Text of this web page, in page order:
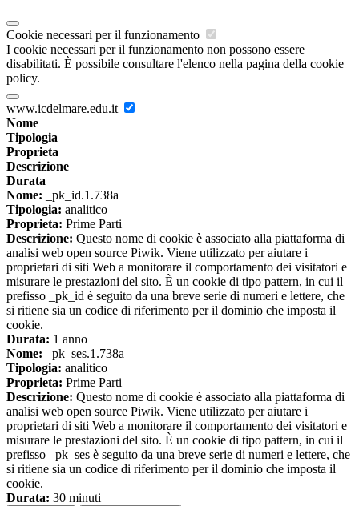
Cookie necessari per il funzionamento
I cookie necessari per il funzionamento non possono essere
disabilitati. È possibile consultare l'elenco nella pagina della cookie
policy.
www.icdelmare.edu.it
Nome
Tipologia
Proprieta
Descrizione
Durata
Nome: _pk_id.1.738a
Tipologia: analitico
Proprieta: Prime Parti
Descrizione: Questo nome di cookie è associato alla piattaforma di
analisi web open source Piwik. Viene utilizzato per aiutare i
proprietari di siti Web a monitorare il comportamento dei visitatori e
misurare le prestazioni del sito. È un cookie di tipo pattern, in cui il
prefisso _pk_id è seguito da una breve serie di numeri e lettere, che
si ritiene sia un codice di riferimento per il dominio che imposta il
cookie.
Durata: 1 anno
Nome: _pk_ses.1.738a
Tipologia: analitico
Proprieta: Prime Parti
Descrizione: Questo nome di cookie è associato alla piattaforma di
analisi web open source Piwik. Viene utilizzato per aiutare i
proprietari di siti Web a monitorare il comportamento dei visitatori e
misurare le prestazioni del sito. È un cookie di tipo pattern, in cui il
prefisso _pk_ses è seguito da una breve serie di numeri e lettere, che
si ritiene sia un codice di riferimento per il dominio che imposta il
cookie.
Durata: 30 minuti